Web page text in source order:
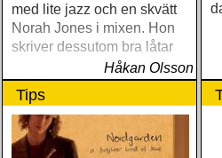
med lite jazz och en skvätt
Norah Jones i mixen. Hon
skriver dessutom bra låtar
Håkan Olsson
Tips